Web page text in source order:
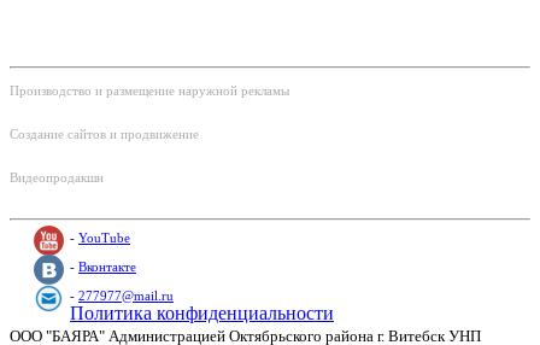
Производство и размещение наружной рекламы
Создание сайтов и продвижение
Видеопродакшн
- YouTube
- Вконтакте
- 277977@mail.ru
Политика конфиденциальности
ООО "БАЯРА" Администрацией Октябрьского района г. Витебск УНП